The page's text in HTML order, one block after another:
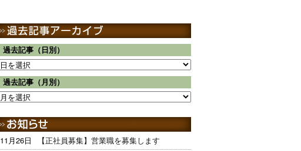
過去記事（日別）
過去記事（月別）
11月26日 【正社員募集】営業職を募集します